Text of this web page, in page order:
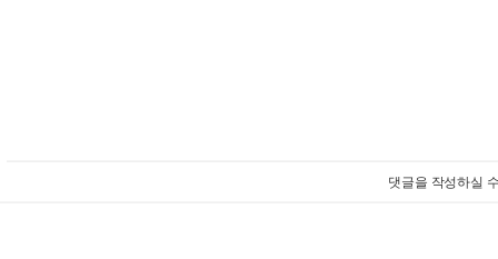
댓글을 작성하실